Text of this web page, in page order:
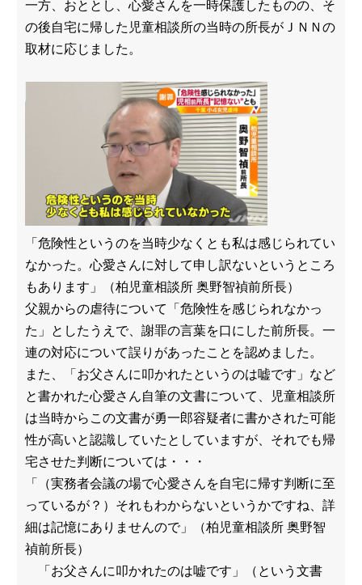
一方、おととし、心愛さんを一時保護したものの、そ
の後自宅に帰した児童相談所の当時の所長がＪＮＮの
取材に応じました。
「危険性というのを当時少なくとも私は感じられてい
なかった。心愛さんに対して申し訳ないというところ
もあります」（柏児童相談所 奥野智禎前所長）
父親からの虐待について「危険性を感じられなかっ
た」としたうえで、謝罪の言葉を口にした前所長。一
連の対応について誤りがあったことを認めました。
また、「お父さんに叩かれたというのは嘘です」など
と書かれた心愛さん自筆の文書について、児童相談所
は当時からこの文書が勇一郎容疑者に書かされた可能
性が高いと認識していたとしていますが、それでも帰
宅させた判断については・・・
「（実務者会議の場で心愛さんを自宅に帰す判断に至
っているが？）それもわからないというかですね、詳
細は記憶にありませんので」（柏児童相談所 奥野智
禎前所長）
「お父さんに叩かれたのは嘘です」（という文書